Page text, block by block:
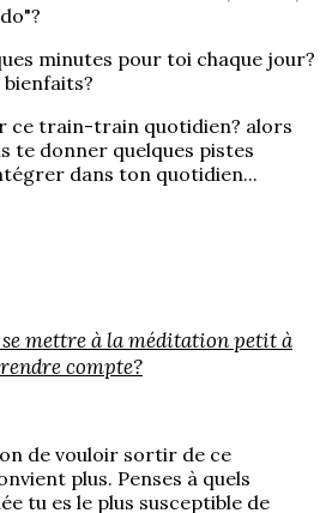
minutes pour toi chaque jour?
bienfaits?
ce train-train quotidien? alors
te donner quelques pistes
dans ton quotidien...
mettre à la méditation petit à
compte?
de vouloir sortir de ce
plus. Penses à quels
tu es le plus susceptible de